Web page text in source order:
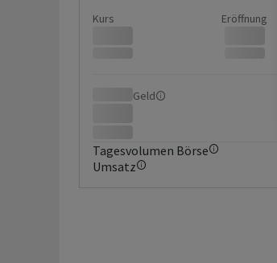
Kurs Eröffnung
Geld
Tagesvolumen Börse
Umsatz